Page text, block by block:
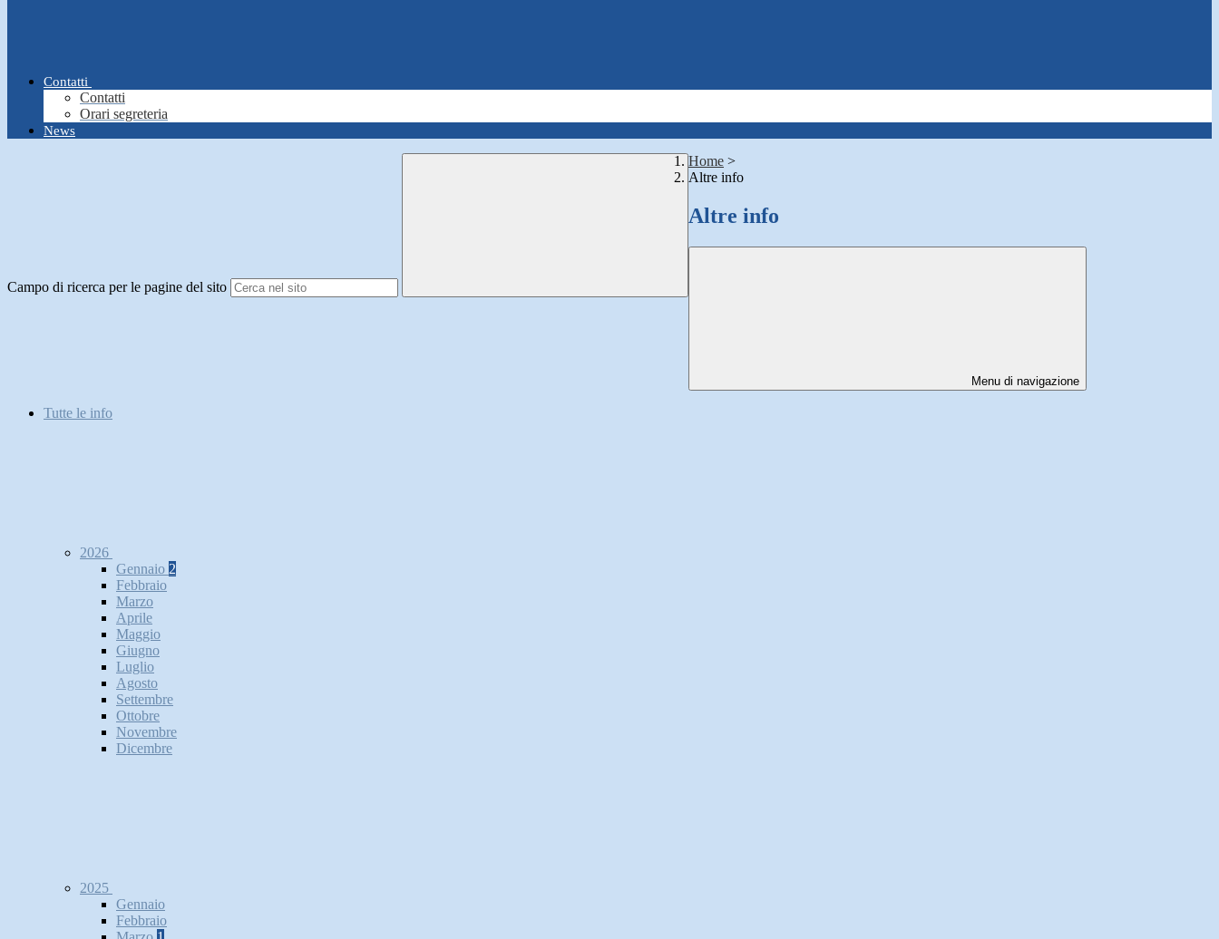
Contatti
Contatti
Orari segreteria
News
Campo di ricerca per le pagine del sito
Home >
Altre info
Altre info
Menu di navigazione
Tutte le info
2026
Gennaio 2
Febbraio
Marzo
Aprile
Maggio
Giugno
Luglio
Agosto
Settembre
Ottobre
Novembre
Dicembre
2025
Gennaio
Febbraio